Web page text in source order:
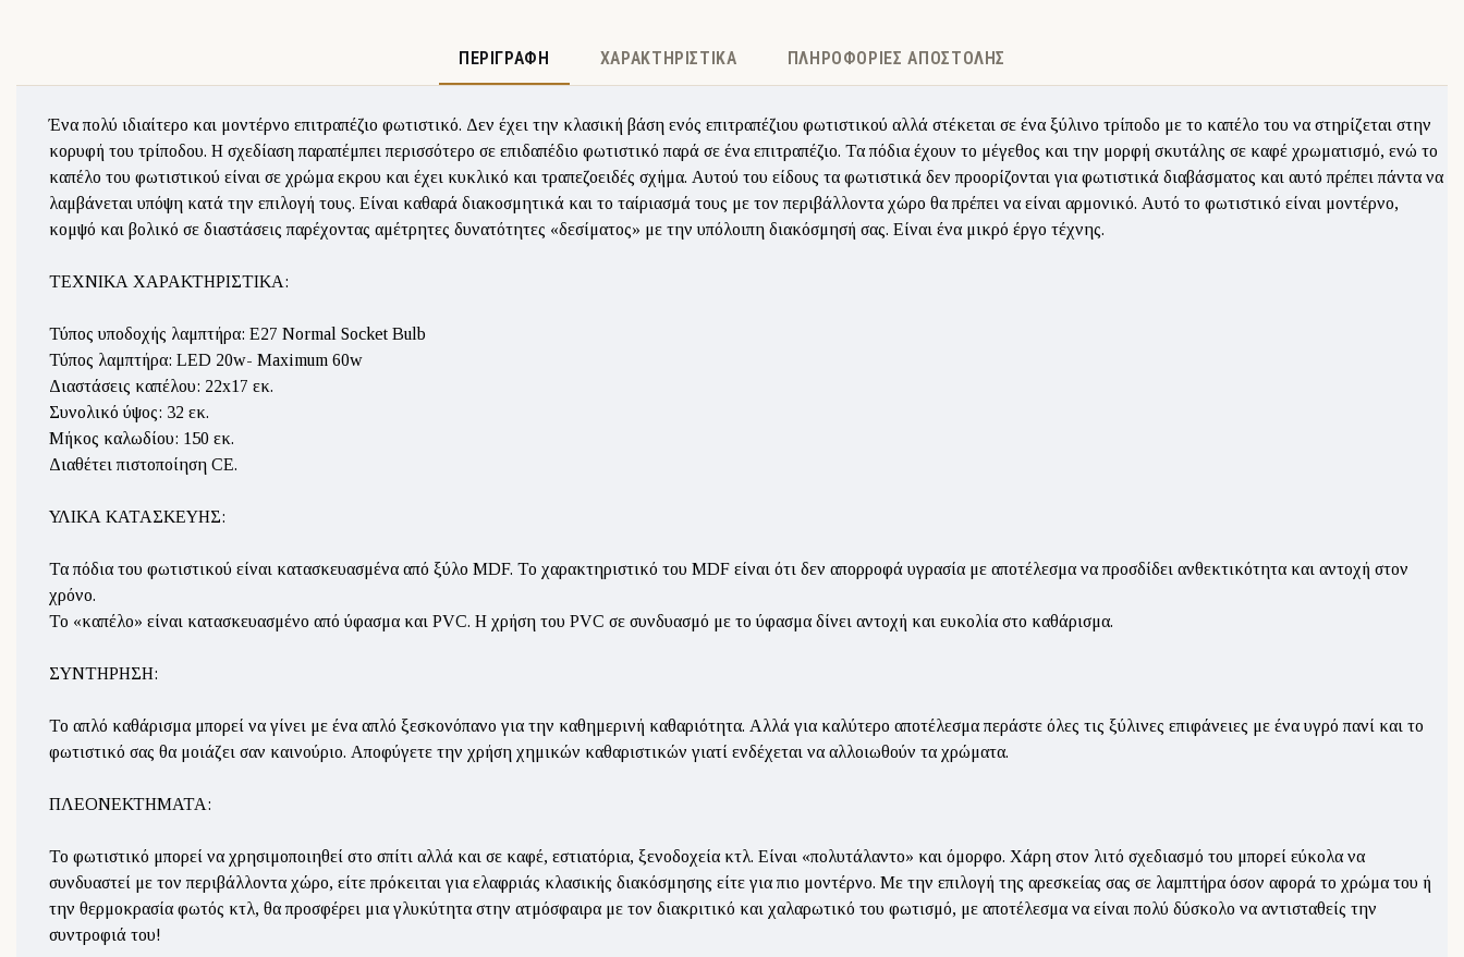
ΠΕΡΙΓΡΑΦΉ ΧΑΡΑΚΤΗΡΙΣΤΙΚΆ ΠΛΗΡΟΦΟΡΊΕΣ ΑΠΟΣΤΟΛΉΣ
Ένα πολύ ιδιαίτερο και μοντέρνο επιτραπέζιο φωτιστικό. Δεν έχει την κλασική βάση ενός επιτραπέζιου φωτιστικού αλλά στέκεται σε ένα ξύλινο τρίποδο με το καπέλο του να στηρίζεται στην
κορυφή του τρίποδου. Η σχεδίαση παραπέμπει περισσότερο σε επιδαπέδιο φωτιστικό παρά σε ένα επιτραπέζιο. Τα πόδια έχουν το μέγεθος και την μορφή σκυτάλης σε καφέ χρωματισμό, ενώ το
καπέλο του φωτιστικού είναι σε χρώμα εκρου και έχει κυκλικό και τραπεζοειδές σχήμα. Αυτού του είδους τα φωτιστικά δεν προορίζονται για φωτιστικά διαβάσματος και αυτό πρέπει πάντα να
λαμβάνεται υπόψη κατά την επιλογή τους. Είναι καθαρά διακοσμητικά και το ταίριασμά τους με τον περιβάλλοντα χώρο θα πρέπει να είναι αρμονικό. Αυτό το φωτιστικό είναι μοντέρνο,
κομψό και βολικό σε διαστάσεις παρέχοντας αμέτρητες δυνατότητες «δεσίματος» με την υπόλοιπη διακόσμησή σας. Είναι ένα μικρό έργο τέχνης.
ΤΕΧΝΙΚΑ ΧΑΡΑΚΤΗΡΙΣΤΙΚΑ:
Τύπος υποδοχής λαμπτήρα: Ε27 Normal Socket Bulb
Τύπος λαμπτήρα: LED 20w- Maximum 60w
Διαστάσεις καπέλου: 22x17 εκ.
Συνολικό ύψος: 32 εκ.
Μήκος καλωδίου: 150 εκ.
Διαθέτει πιστοποίηση CE.
ΥΛΙΚΑ ΚΑΤΑΣΚΕΥΗΣ:
Τα πόδια του φωτιστικού είναι κατασκευασμένα από ξύλο MDF. Το χαρακτηριστικό του MDF είναι ότι δεν απορροφά υγρασία με αποτέλεσμα να προσδίδει ανθεκτικότητα και αντοχή στον
χρόνο.
Το «καπέλο» είναι κατασκευασμένο από ύφασμα και PVC. Η χρήση του PVC σε συνδυασμό με το ύφασμα δίνει αντοχή και ευκολία στο καθάρισμα.
ΣΥΝΤΗΡΗΣΗ:
Το απλό καθάρισμα μπορεί να γίνει με ένα απλό ξεσκονόπανο για την καθημερινή καθαριότητα. Αλλά για καλύτερο αποτέλεσμα περάστε όλες τις ξύλινες επιφάνειες με ένα υγρό πανί και το
φωτιστικό σας θα μοιάζει σαν καινούριο. Αποφύγετε την χρήση χημικών καθαριστικών γιατί ενδέχεται να αλλοιωθούν τα χρώματα.
ΠΛΕΟΝΕΚΤΗΜΑΤΑ:
Το φωτιστικό μπορεί να χρησιμοποιηθεί στο σπίτι αλλά και σε καφέ, εστιατόρια, ξενοδοχεία κτλ. Είναι «πολυτάλαντο» και όμορφο. Χάρη στον λιτό σχεδιασμό του μπορεί εύκολα να
συνδυαστεί με τον περιβάλλοντα χώρο, είτε πρόκειται για ελαφριάς κλασικής διακόσμησης είτε για πιο μοντέρνο. Με την επιλογή της αρεσκείας σας σε λαμπτήρα όσον αφορά το χρώμα του ή
την θερμοκρασία φωτός κτλ, θα προσφέρει μια γλυκύτητα στην ατμόσφαιρα με τον διακριτικό και χαλαρωτικό του φωτισμό, με αποτέλεσμα να είναι πολύ δύσκολο να αντισταθείς την
συντροφιά του!